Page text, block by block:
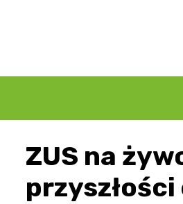
ZUS na